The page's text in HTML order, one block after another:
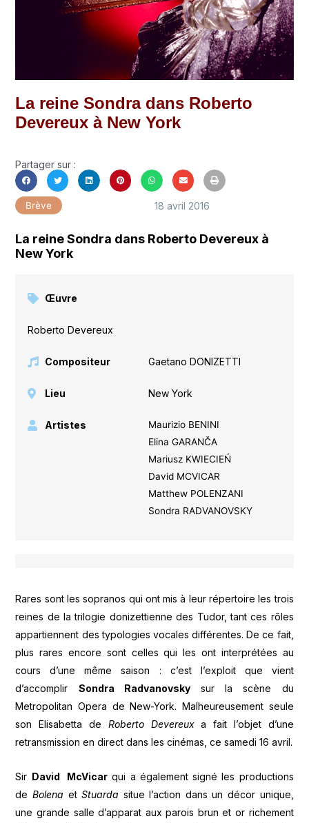
La reine Sondra dans Roberto
Devereux à New York
Partager sur :
Brève 18 avril 2016
La reine Sondra dans Roberto Devereux à
New York
Œuvre
Roberto Devereux
Compositeur Gaetano DONIZETTI
Lieu New York
Artistes
Maurizio BENINI
Elina GARANČA
Mariusz KWIECIEŃ
David MCVICAR
Matthew POLENZANI
Sondra RADVANOVSKY
Rares sont les sopranos qui ont mis à leur répertoire les trois
reines de la trilogie donizettienne des Tudor, tant ces rôles
appartiennent des typologies vocales différentes. De ce fait,
plus rares encore sont celles qui les ont interprétées au
cours d’une même saison : c’est l’exploit que vient
d’accomplir Sondra Radvanovsky sur la scène du
Metropolitan Opera de New-York. Malheureusement seule
son Elisabetta de Roberto Devereuxa fait l’objet d’une
retransmission en direct dans les cinémas, ce samedi 16 avril.
Sir David McVicar qui a également signé les productions
de Bolena etStuarda situe l’action dans un décor unique,
une grande salle d’apparat aux parois brun et or richement